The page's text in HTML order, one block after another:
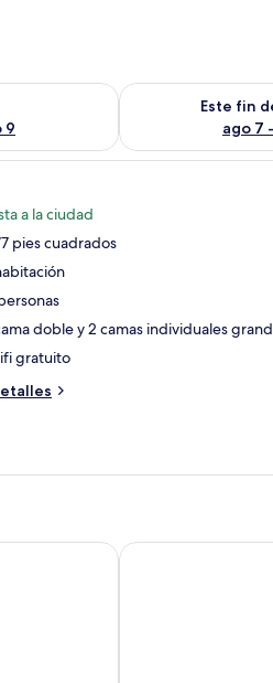
9
para mañana ago 8 - ago 9
Este fin
ago 7
Consulta la
con cortinas, un equipo de aire
Habitación de
a la ciudad
pies cuadrados
doble y 2 camas individuales
gratuito
Pousada Gênesis